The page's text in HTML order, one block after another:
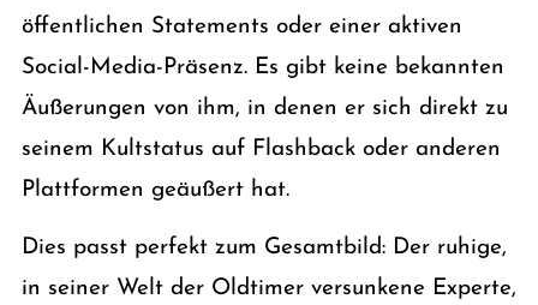
öffentlichen Statements oder einer aktiven
Social-Media-Präsenz. Es gibt keine bekannten
Äußerungen von ihm, in denen er sich direkt zu
seinem Kultstatus auf Flashback oder anderen
Plattformen geäußert hat.
Dies passt perfekt zum Gesamtbild: Der ruhige,
in seiner Welt der Oldtimer versunkene Experte,